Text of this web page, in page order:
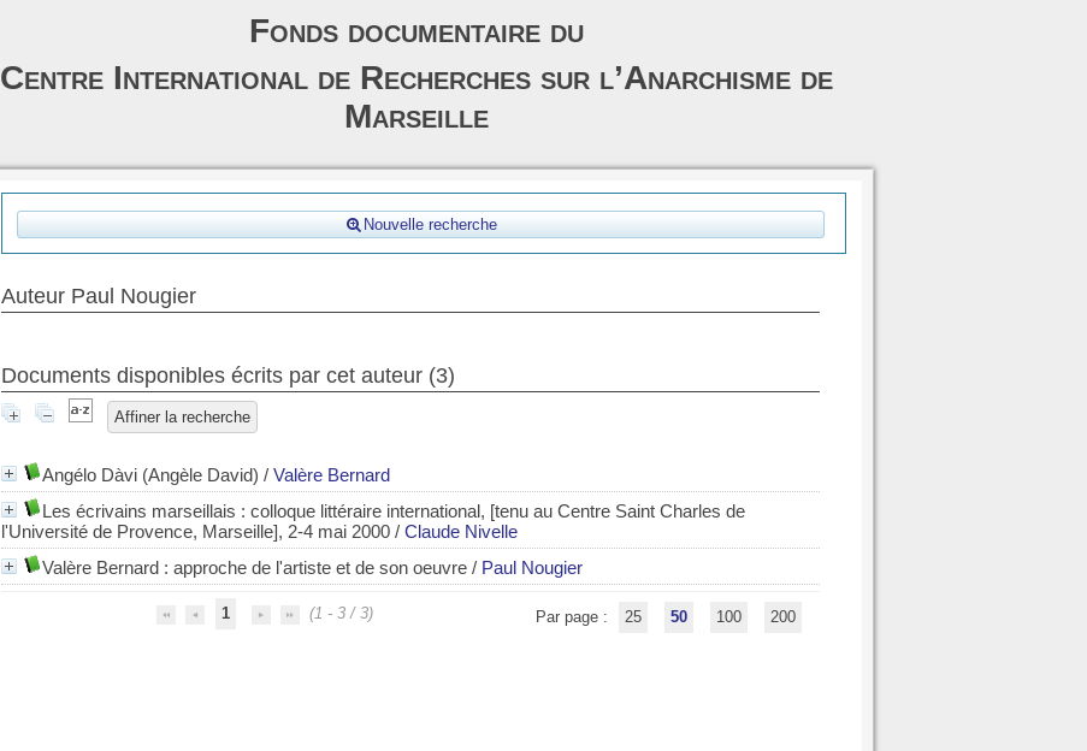
Nouvelle recherche
Auteur Paul Nougier
Documents disponibles écrits par cet auteur (3)
Affiner la recherche
Angélo Dàvi (Angèle David) / Valère Bernard
Les écrivains marseillais : colloque littéraire international, [tenu au Centre Saint Charles de
l'Université de Provence, Marseille], 2-4 mai 2000 / Claude Nivelle
Valère Bernard : approche de l'artiste et de son oeuvre / Paul Nougier
1 (1 - 3 / 3) Par page : 25 50 100 200
Fonds documentaire du
Centre International de Recherches sur l’Anarchisme de
Marseille